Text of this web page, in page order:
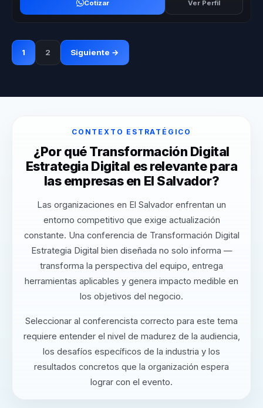
Cotizar Ver Perfil
1 2 Siguiente →
CONTEXTO ESTRATÉGICO
¿Por qué Transformación Digital
Estrategia Digital es relevante para
las empresas en El Salvador?
Las organizaciones en El Salvador enfrentan un
entorno competitivo que exige actualización
constante. Una conferencia de Transformación Digital
Estrategia Digital bien diseñada no solo informa —
transforma la perspectiva del equipo, entrega
herramientas aplicables y genera impacto medible en
los objetivos del negocio.
Seleccionar al conferencista correcto para este tema
requiere entender el nivel de madurez de la audiencia,
los desafíos específicos de la industria y los
resultados concretos que la organización espera
lograr con el evento.